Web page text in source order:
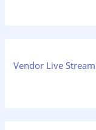
Vendor Live